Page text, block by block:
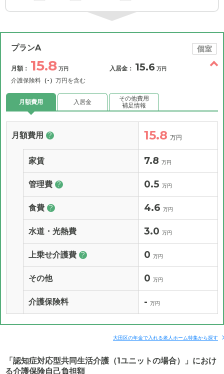
プランA 個室
月額： 15.8 万円
介護保険料 （-） 万円を含む
入居金： 15.6 万円
月額費用 入居金
その他費用
補足情報
月額費用 ? 15.8 万円
家賃 7.8 万円
管理費 ? 0.5 万円
食費 ? 4.6 万円
水道・光熱費 3.0 万円
上乗せ介護費 ? 0 万円
その他 0 万円
介護保険料 - 万円
大田区の年金で入れる老人ホーム特集から探す
「認知症対応型共同生活介護（1ユニットの場合）」におけ
る介護保険自己負担額